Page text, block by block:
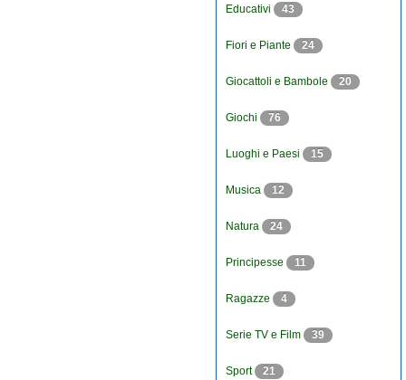
Educativi 43
Fiori e Piante 24
Giocattoli e Bambole 20
Giochi 76
Luoghi e Paesi 15
Musica 12
Natura 24
Principesse 11
Ragazze 4
Serie TV e Film 39
Sport 21